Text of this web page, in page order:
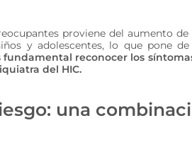
proviene del aumento
y adolescentes, lo que pone
fundamental reconocer los
del HIC.
una